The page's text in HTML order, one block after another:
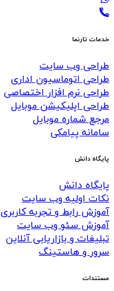
خدمات تارنما
طراحی وب سایت
طراحی اتوماسیون اداری
طراحی نرم افزار اختصاصی
طراحی اپلیکیشن موبایل
مرجع شماره موبایل
سامانه پیامکی
پایگاه دانش
پایگاه دانش
نکات اولیه وب سایت
آموزش رابط و تجربه کاربری
آموزش سئو وب سایت
تبلیغات و بازاریابی آنلاین
سرور و هاستینگ
مستندات